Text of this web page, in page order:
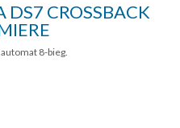
CROSSBACK
8-bieg.